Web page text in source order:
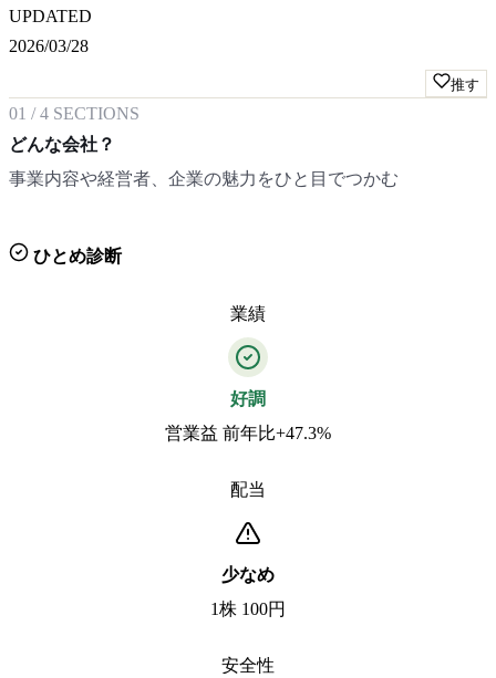
UPDATED
2026/03/28
推す
01 /4 SECTIONS
どんな会社？
事業内容や経営者、企業の魅力をひと目でつかむ
ひとめ診断
業績
好調
営業益 前年比+47.3%
配当
少なめ
1株 100円
安全性